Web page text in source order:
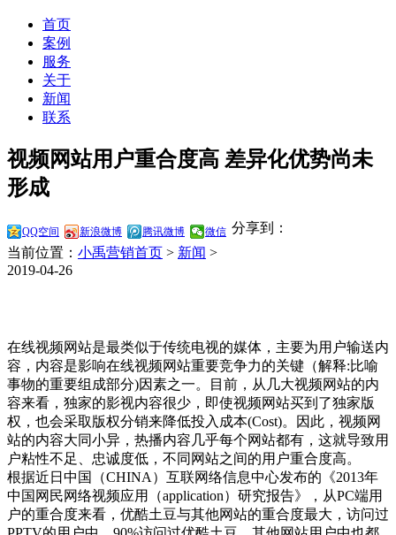
首页
案例
服务
关于
新闻
联系
视频网站用户重合度高 差异化优势尚未
形成
分享到：
QQ空间 新浪微博 腾讯微博 微信
当前位置： 小禹营销首页 > 新闻 >
2019-04-26
在线视频网站是最类似于传统电视的媒体，主要为用户输送内
容，内容是影响在线视频网站重要竞争力的关键（解释:比喻
事物的重要组成部分)因素之一。目前，从几大视频网站的内
容来看，独家的影视内容很少，即使视频网站买到了独家版
权，也会采取版权分销来降低投入成本(Cost)。因此，视频网
站的内容大同小异，热播内容几乎每个网站都有，这就导致用
户粘性不足、忠诚度低，不同网站之间的用户重合度高。
根据近日中国（CHINA）互联网络信息中心发布的《2013年
中国网民网络视频应用（application）研究报告》，从PC端用
户的重合度来看，优酷土豆与其他网站的重合度最大，访问过